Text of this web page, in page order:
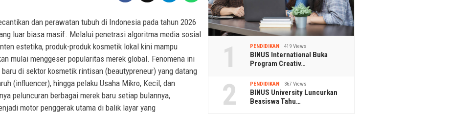
dan perawatan tubuh di Indonesia pada tahun 2026
luar biasa masif. Melalui penetrasi algoritma media sosial
estetika, produk-produk kosmetik lokal kini mampu
mulai menggeser popularitas merek global. Fenomena ini
di sektor kosmetik rintisan (beautypreneur) yang datang
(influencer), hingga pelaku Usaha Mikro, Kecil, dan
peluncuran berbagai merek baru setiap bulannya,
motor penggerak utama di balik layar yang
1 PENDIDIKAN 419 Views
BINUS International Buka
Program Creativ…
2 PENDIDIKAN 367 Views
BINUS University Luncurkan
Beasiswa Tahu…